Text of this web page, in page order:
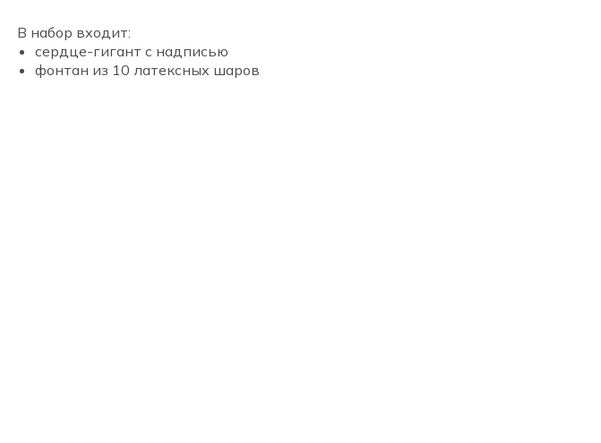
В набор входит:
сердце-гигант с надписью
фонтан из 10 латексных шаров